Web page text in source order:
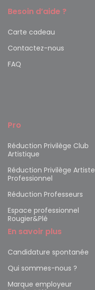
Besoin d’aide ?
Carte cadeau
Contactez-nous
FAQ
Pro
Réduction Privilège Club
Artistique
Réduction Privilège Artiste
Professionnel
Réduction Professeurs
Espace professionnel
Rougier&Plé
En savoir plus
Candidature spontanée
Qui sommes-nous ?
Marque employeur